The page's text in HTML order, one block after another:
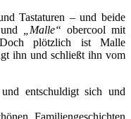
Tastaturen – und beide
und „Malle“ obercool mit
plötzlich ist Malle
ihn und schließt ihn vom
entschuldigt sich und
Familiengeschichten